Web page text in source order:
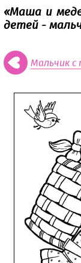
«Маша и
детей -
Мальчик с